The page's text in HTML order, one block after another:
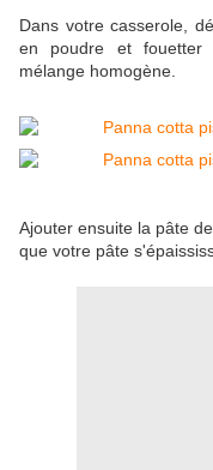
Dans votre casserole,
en poudre et fouetter
mélange homogène.
Ajouter ensuite la pâte
que votre pâte